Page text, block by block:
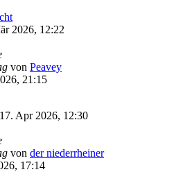
2026, 12:22
von Peavey
21:15
Apr 2026, 12:30
von der niederrheiner
17:14